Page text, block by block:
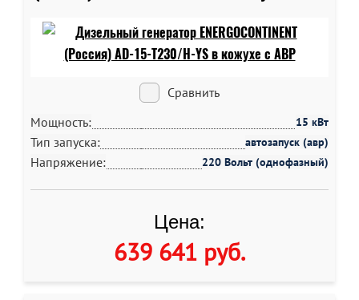
Сравнить
Мощность:
15 кВт
Тип запуска: автозапуск (авр)
Напряжение: 220 Вольт (однофазный)
Цена:
639 641 руб.